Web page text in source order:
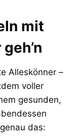
mit
Alleskönner –
voller
gesunden,
das: